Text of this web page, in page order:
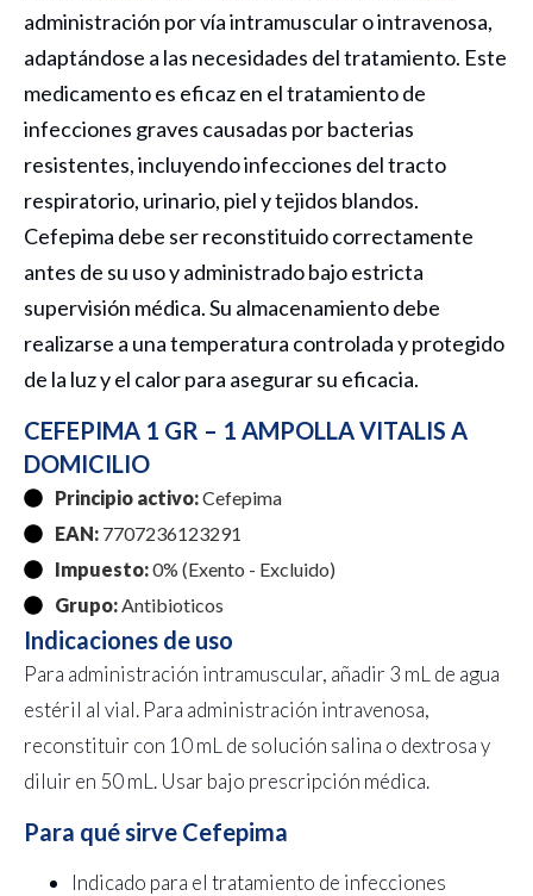
administración por vía intramuscular o intravenosa,
adaptándose a las necesidades del tratamiento. Este
medicamento es eficaz en el tratamiento de
infecciones graves causadas por bacterias
resistentes, incluyendo infecciones del tracto
respiratorio, urinario, piel y tejidos blandos.
Cefepima debe ser reconstituido correctamente
antes de su uso y administrado bajo estricta
supervisión médica. Su almacenamiento debe
realizarse a una temperatura controlada y protegido
de la luz y el calor para asegurar su eficacia.
CEFEPIMA 1 GR – 1 AMPOLLA VITALIS A
DOMICILIO
Principio activo:Cefepima
EAN: 7707236123291
Impuesto:0% (Exento - Excluido)
Grupo:Antibioticos
Indicaciones de uso
Para administración intramuscular, añadir 3 mL de agua
estéril al vial. Para administración intravenosa,
reconstituir con 10 mL de solución salina o dextrosa y
diluir en 50 mL. Usar bajo prescripción médica.
Para qué sirve Cefepima
Indicado para el tratamiento de infecciones